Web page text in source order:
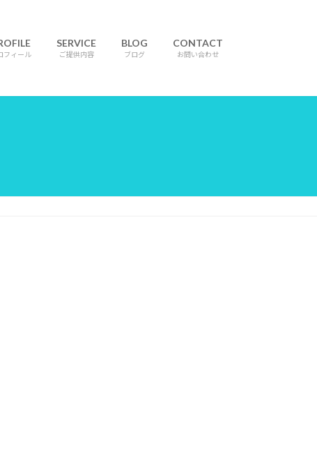
フィール
SERVICE
ご提供内容
BLOG
ブログ
CONTACT
お問い合わせ